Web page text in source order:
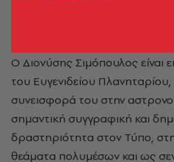
Ο Διονύσης Σιμόπουλος είναι
του Ευγενιδείου
συνεισφορά του στην
σημαντική συγγραφική και
δραστηριότητα στον Τύπο,
θεάματα πολυμέσων και ως